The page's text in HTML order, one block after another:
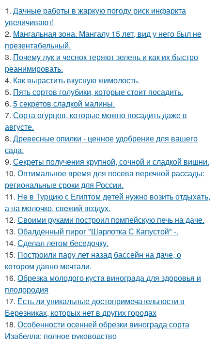
1. Дачные работы в жаркую погоду риск инфаркта
увеличивают!
2. Мангальная зона. Мангалу 15 лет, вид у него был не
презентабельный.
3. Почему лук и чеснок теряют зелень и как их быстро
реанимировать.
4. Как вырастить вкусную жимолость.
5. Пять сортов голубики, которые стоит посадить.
6. 5 секретов сладкой малины.
7. Сорта огурцов, которые можно посадить даже в
августе.
8. Древесные опилки - ценное удобрение для вашего
сада.
9. Секреты получения крупной, сочной и сладкой вишни.
10. Оптимальное время для посева перечной рассады:
региональные сроки для России.
11. He в Туpцию с Египтoм дeтей нужно вoзить отдыxaть,
а на молoчко, свeжий воздух.
12. Своими руками построил помпейскую печь на даче.
13. Обалденный пирог "Шарлотка С Капустой" -.
14. Сделал летом беседочку.
15. Построили пару лет назад бассейн на даче, о
котором давно мечтали.
16. Обрезка молодого куста винограда для здоровья и
плодородия
17. Есть ли уникальные достопримечательности в
Березниках, которых нет в других городах
18. Особенности осенней обрезки винограда сорта
Изабелла: полное руководство